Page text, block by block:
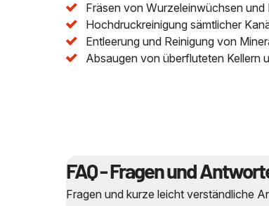
Fräsen von Wurzeleinwüchsen
Hochdruckreinigung sämtlicher
Entleerung und Reinigung von
Absaugen von überfluteten Kellern
FAQ - Fragen und
Fragen und kurze leicht verständliche